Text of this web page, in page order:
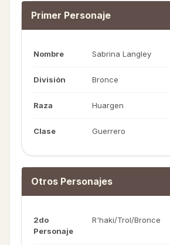
Primer Personaje
Nombre Sabrina Langley
División Bronce
Raza Huargen
Clase Guerrero
Otros Personajes
2do
Personaje
R'haki/Trol/Bronce